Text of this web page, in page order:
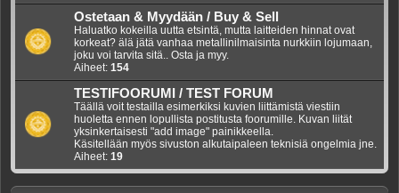
Ostetaan & Myydään / Buy & Sell
Haluatko kokeilla uutta etsintä, mutta laitteiden hinnat ovat
korkeat? älä jätä vanhaa metallinilmaisinta nurkkiin lojumaan,
joku voi tarvita sitä.. Osta ja myy.
Aiheet: 154
TESTIFOORUMI / TEST FORUM
Täällä voit testailla esimerkiksi kuvien liittämistä viestiin
huoletta ennen lopullista postitusta foorumille. Kuvan liität
yksinkertaisesti "add image" painikkeella.
Käsitellään myös sivuston alkutaipaleen teknisiä ongelmia jne.
Aiheet: 19